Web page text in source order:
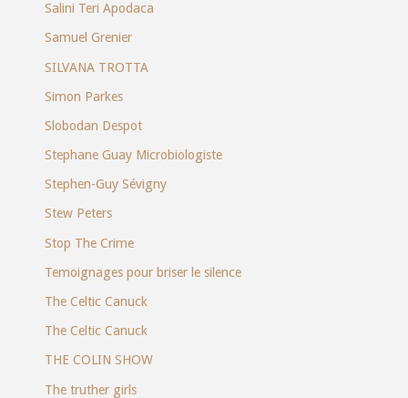
Salini Teri Apodaca
Samuel Grenier
SILVANA TROTTA
Simon Parkes
Slobodan Despot
Stephane Guay Microbiologiste
Stephen-Guy Sévigny
Stew Peters
Stop The Crime
Temoignages pour briser le silence
The Celtic Canuck
The Celtic Canuck
THE COLIN SHOW
The truther girls